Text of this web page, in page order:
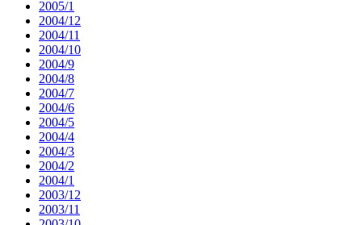
2005/1
2004/12
2004/11
2004/10
2004/9
2004/8
2004/7
2004/6
2004/5
2004/4
2004/3
2004/2
2004/1
2003/12
2003/11